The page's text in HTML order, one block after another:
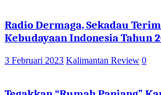
Radio Dermaga, Sekadau
Kebudayaan Indonesia Tahun
3 Februari 2023 Kalimantan Review 0